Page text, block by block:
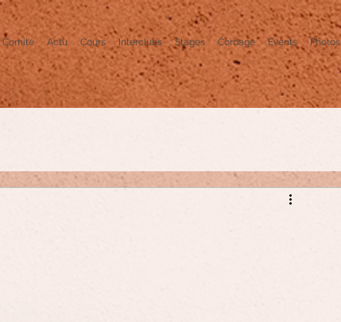
Comité Actu Cours Interclubs Stages Cordage Events Photos